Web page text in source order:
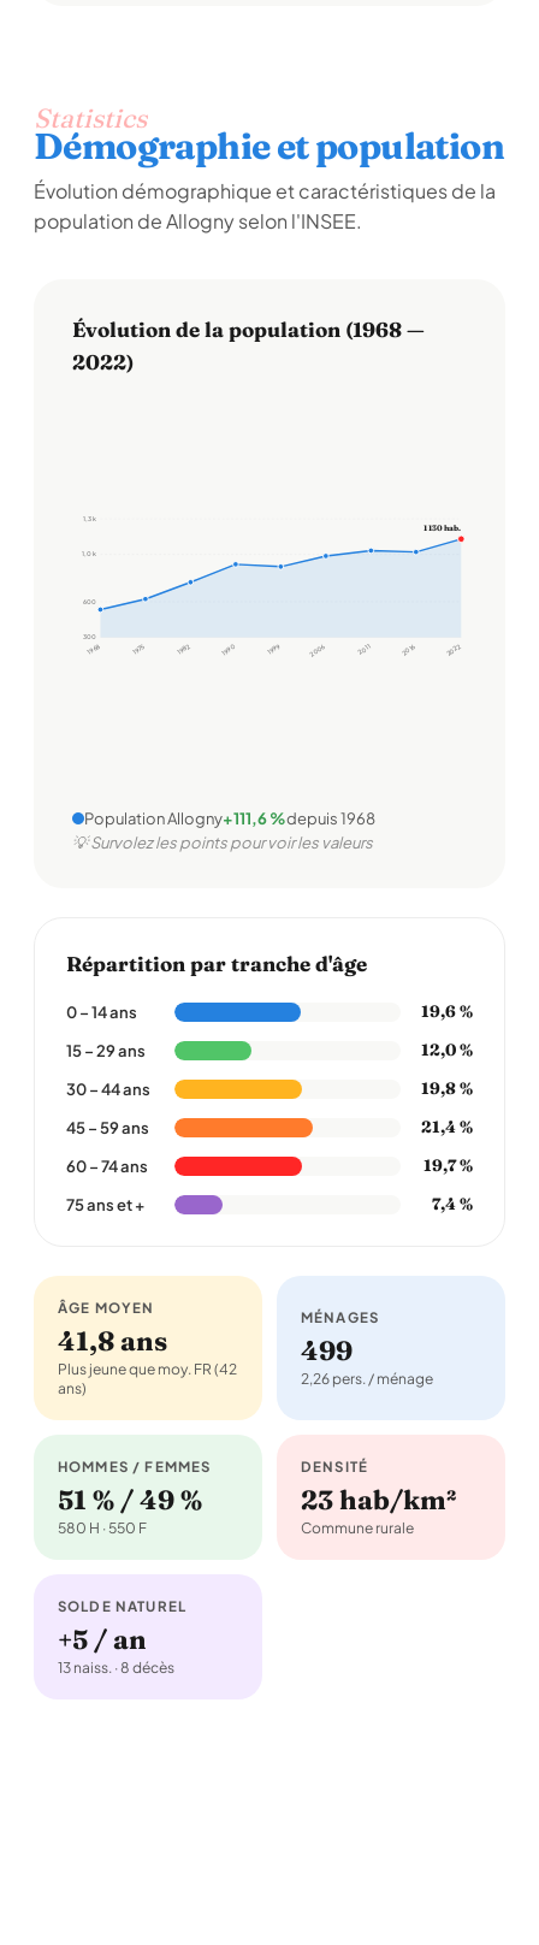
Statistics
Démographie et population
Évolution démographique et caractéristiques de la
population de Allogny selon l'INSEE.
Évolution de la population (1968 —
2022)
300
600
1,0 k
1,3 k
1968 1975 1982 1990 1999 2006 2011 2016 2022
1 130 hab.
Population Allogny+111,6 %depuis 1968
💡 Survolez les points pour voir les valeurs
Répartition par tranche d'âge
0 – 14 ans 19,6 %
15 – 29 ans 12,0 %
30 – 44 ans 19,8 %
45 – 59 ans 21,4 %
60 – 74 ans 19,7 %
75 ans et + 7,4 %
ÂGE MOYEN
41,8 ans
Plus jeune que moy. FR (42
ans)
MÉNAGES
499
2,26 pers. / ménage
HOMMES / FEMMES
51 % / 49 %
580 H · 550 F
DENSITÉ
23 hab/km²
Commune rurale
SOLDE NATUREL
+5 / an
13 naiss. · 8 décès